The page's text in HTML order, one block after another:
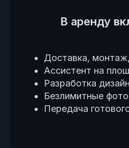
В аренду
Доставка,
Ассистент на
Разработка
Безлимитные
Передача